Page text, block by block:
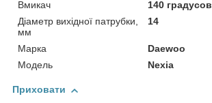
Вмикач
140 градусов
Діаметр вихідної патрубки,
мм
14
Марка
Daewoo
Модель
Nexia
Приховати